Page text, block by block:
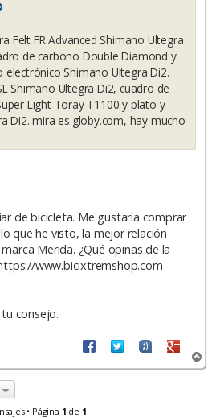
Felt FR Advanced Shimano Ultegra
de carbono Double Diamond y
Shimano Ultegra Di2.
Shimano Ultegra Di2, cuadro de
Light Toray T1100 y plato y
Di2. mira es.globy.com, hay mucho
de bicicleta. Me gustaría comprar
que he visto, la mejor relación
Merida. ¿Qué opinas de la
www.bicixtremshop.com
consejo.
r
• Página 1 de 1